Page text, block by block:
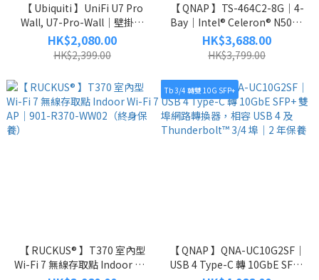
【 Ubiquiti 】UniFi U7 Pro
Wall, U7-Pro-Wall｜壁掛式
WiFi 7 無線接入點︱兩年原廠
保養
HK$2,080.00
HK$2,399.00
【 QNAP 】TS-464C2-8G｜4-
Bay｜Intel® Celeron® N5095
｜2.5GbE 網路是標配｜M.2
SSD 有效降溫達 20%｜硬碟上
鎖，資料更安全｜4K HDMI™ 高
畫質輸出｜更快的外接式硬碟
匯入｜備份與還原資料超簡單
｜中小企 NAS｜原裝行貨｜免
費送貨
HK$3,688.00
HK$3,799.00
【 RUCKUS® 】T370 室內型
Wi-Fi 7 無線存取點 Indoor Wi-
Tb 3/4 轉雙 10G SFP+
【 QNAP 】QNA-UC10G2SF｜
USB 4 Type-C 轉 10GbE SFP+